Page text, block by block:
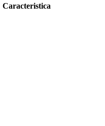
Caracteristica